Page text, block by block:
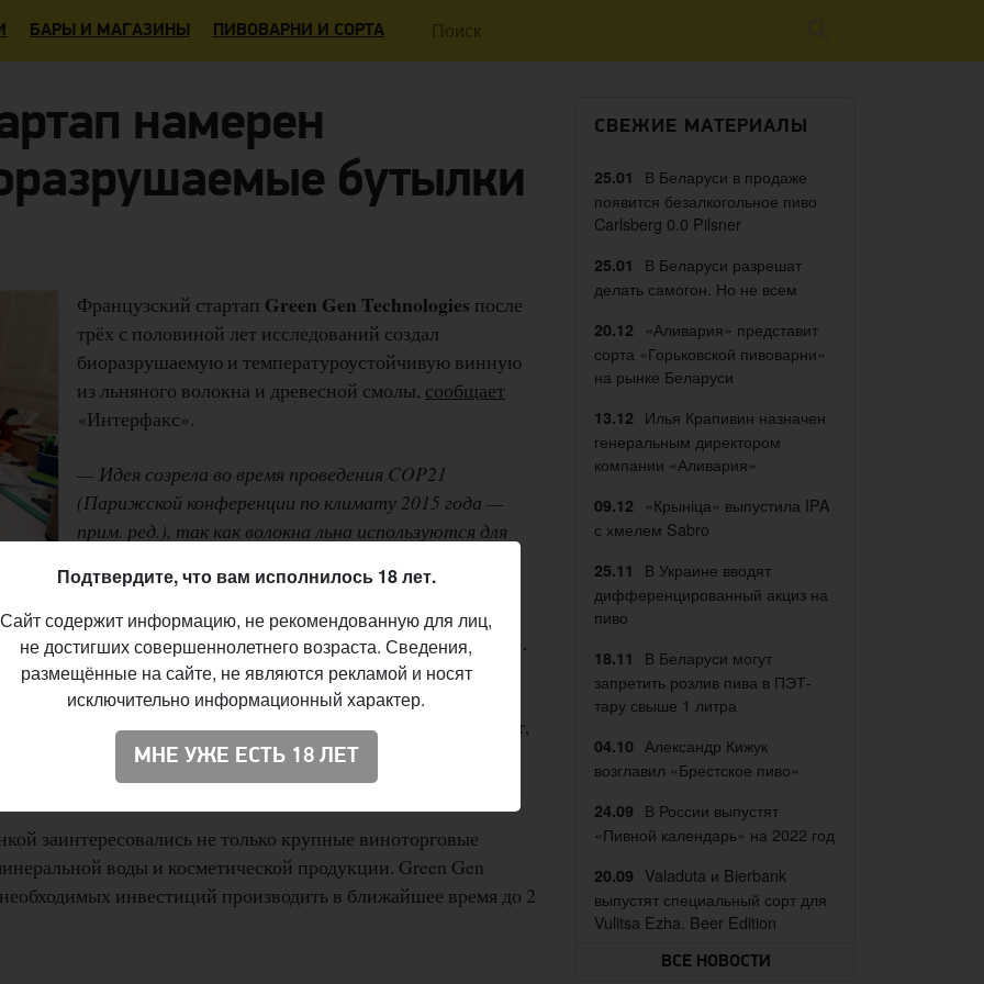
Поиск:
БАРЫ И МАГАЗИНЫ ПИВОВАРНИ И СОРТА
намерен
бутылки
Французский стартап Green Gen Technologies после
трёх с половиной лет исследований создал
биоразрушаемую и температуроустойчивую винную
из льняного волокна и древесной смолы, сообщает
«Интерфакс».
— Идея созрела во время проведения COP21
(Парижской конференции по климату 2015 года —
прим. ред.), так как волокна льна используются для
сказал обладателя патента Джеймса де Роани.
бутылкой, углеродный след которой драматичен».
меньше разогреваем [атмосферу], чем при
автор изобретения. При этом Дж. де Роани подчёркивает,
нормам продовольственной безопасности и
властями.
заинтересовались не только крупные виноторговые
воды и косметической продукции. Green Gen
инвестиций производить в ближайшее время до 2
СВЕЖИЕ МАТЕРИАЛЫ
25.01
В Беларуси в продаже
появится безалкогольное пиво
Carlsberg 0.0 Pilsner
25.01
В Беларуси разрешат
делать самогон. Но не всем
20.12
«Аливария» представит
сорта «Горьковской пивоварни»
на рынке Беларуси
13.12 Илья Крапивин назначен
генеральным директором
компании «Аливария»
09.12
«Крыніца» выпустила IPA
с хмелем Sabro
25.11
В Украине вводят
дифференцированный акциз на
пиво
18.11
В Беларуси могут
запретить розлив пива в ПЭТ-
тару свыше 1 литра
04.10 Александр Кижук
возглавил «Брестское пиво»
24.09 В России выпустят
«Пивной календарь» на 2022 год
20.09 Valaduta и Bierbank
выпустят специальный сорт для
Vulitsa Ezha. Beer Edition
ВСЕ НОВОСТИ
Подтвердите, что вам исполнилось 18 лет.
Сайт содержит информацию, не рекомендованную для лиц,
не достигших совершеннолетнего возраста. Сведения,
размещённые на сайте, не являются рекламой и носят
исключительно информационный характер.
МНЕ УЖЕ ЕСТЬ 18 ЛЕТ